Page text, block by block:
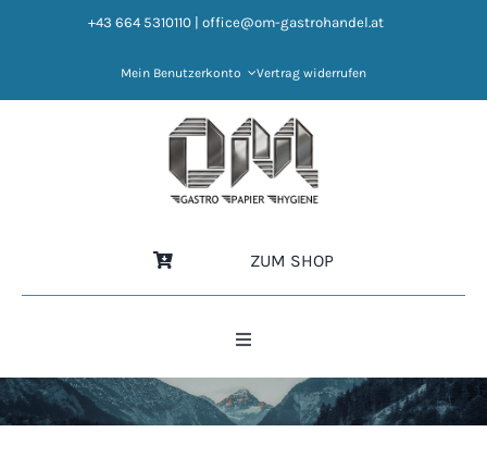
+43 664 5310110 office@om-gastrohandel.at
Mein Benutzerkonto Vertrag widerrufen
ZUM SHOP
Toggle
HOME